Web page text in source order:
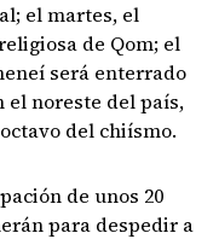
el martes, el
de Qom; el
será enterrado
el noreste del país,
del chiísmo.
de unos 20
para despedir a